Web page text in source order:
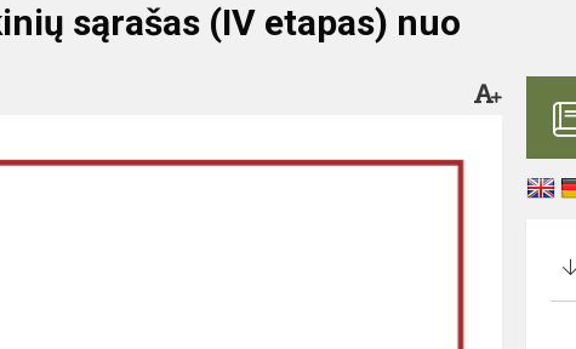
sąrašas (IV etapas) nuo